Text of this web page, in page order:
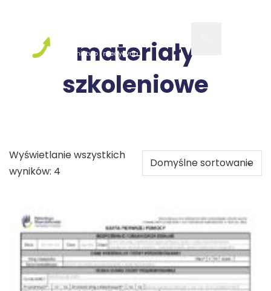
materiały
szkoleniowe
Wyświetlanie wszystkich
wyników: 4